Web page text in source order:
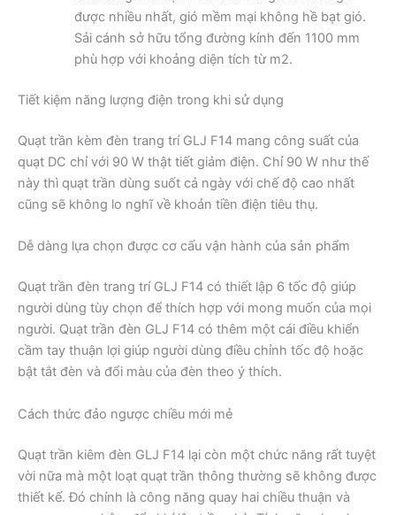
được nhiều nhất, gió mềm mại không hề bạt gió.
Sải cánh sở hữu tổng đường kính đến 1100 mm
phù hợp với khoảng diện tích từ m2.
Tiết kiệm năng lượng điện trong khi sử dụng
Quạt trần kèm đèn trang trí GLJ F14 mang công suất của
quạt DC chỉ với 90 W thật tiết giảm điện. Chỉ 90 W như thế
này thì quạt trần dùng suốt cả ngày với chế độ cao nhất
cũng sẽ không lo nghĩ về khoản tiền điện tiêu thụ.
Dễ dàng lựa chọn được cơ cấu vận hành của sản phẩm
Quạt trần đèn trang trí GLJ F14 có thiết lập 6 tốc độ giúp
người dùng tùy chọn để thích hợp với mong muốn của mọi
người. Quạt trần đèn GLJ F14 có thêm một cái điều khiển
cầm tay thuận lợi giúp người dùng điều chỉnh tốc độ hoặc
bật tắt đèn và đổi màu của đèn theo ý thích.
Cách thức đảo ngược chiều mới mẻ
Quạt trần kiêm đèn GLJ F14 lại còn một chức năng rất tuyệt
vời nữa mà một loạt quạt trần thông thường sẽ không được
thiết kế. Đó chính là công năng quay hai chiều thuận và